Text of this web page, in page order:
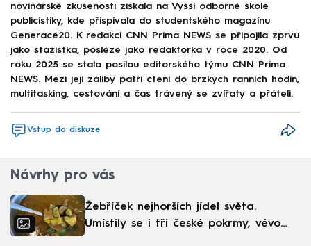
novinářské zkušenosti získala na Vyšší odborné škole
publicistiky, kde přispívala do studentského magazínu
Generace20. K redakci CNN Prima NEWS se připojila zprvu
jako stážistka, posléze jako redaktorka v roce 2020. Od
roku 2025 se stala posilou editorského týmu CNN Prima
NEWS. Mezi její záliby patří čtení do brzkých ranních hodin,
multitasking, cestování a čas trávený se zvířaty a přáteli.
Vstup do diskuze
Návrhy pro vás
Žebříček nejhorších jídel světa.
Umístily se i tři české pokrmy, vévodí